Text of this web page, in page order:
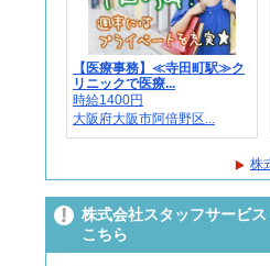
【医療事務】≪寺田町駅≫ク
リニックで医療...
時給1400円
大阪府大阪市阿倍野区...
株
株式会社スタッフサービ
こちら